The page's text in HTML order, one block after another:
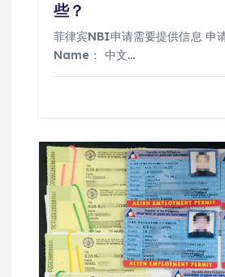
些？
菲律宾NBI申请需要提供信息 申
Name： 中文…